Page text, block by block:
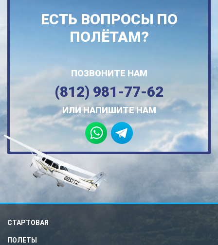
ЕСТЬ ВОПРОСЫ ПО
ПОЛЁТАМ?
ПОЗВОНИТЕ НАМ
(812) 981-77-62
ИЛИ НАПИШИТЕ НАМ
СТАРТОВАЯ
ПОЛЕТЫ